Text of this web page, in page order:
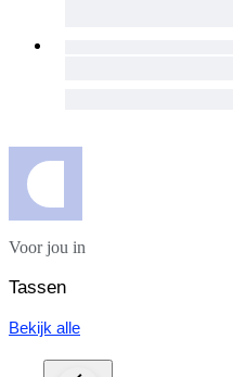
Voor jou in
Tassen
Bekijk alle